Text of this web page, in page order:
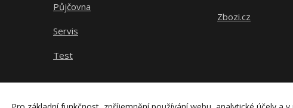
Půjčovna
Servis
Test
Zbozi.cz